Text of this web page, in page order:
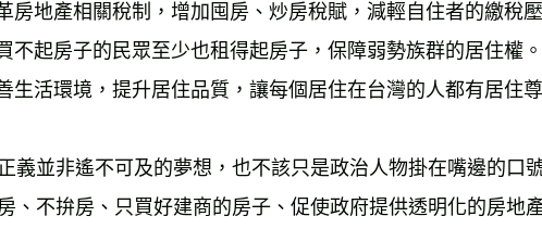
房地產相關稅制，增加囤房、炒房稅賦，減輕自住者的繳稅
不起房子的民眾至少也租得起房子，保障弱勢族群的居住權。
生活環境，提升居住品質，讓每個居住在台灣的人都有居住尊
義並非遙不可及的夢想，也不該只是政治人物掛在嘴邊的口
、不拚房、只買好建商的房子、促使政府提供透明化的房地